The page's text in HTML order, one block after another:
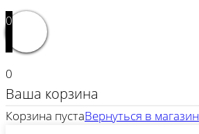
0
0
Ваша корзина
Корзина пустаВернуться в магазин